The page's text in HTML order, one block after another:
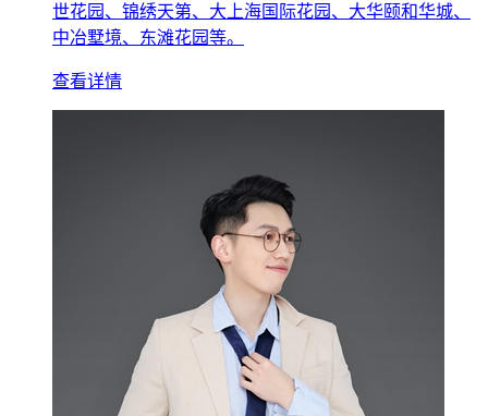
世花园、锦绣天第、大上海国际花园、大华颐和华城、
中冶墅境、东滩花园等。
查看详情